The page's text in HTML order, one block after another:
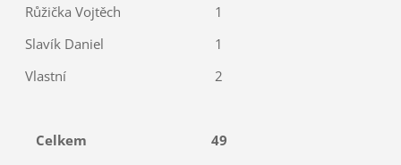
Růžička Vojtěch
1
Slavík Daniel
1
Vlastní
2
Celkem 49